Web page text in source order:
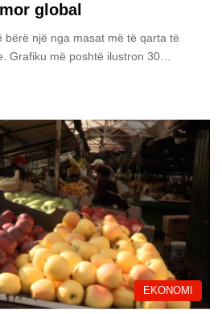
global
bërë një nga masat më të qarta të
Grafiku më poshtë ilustron 30…
EKONOMI